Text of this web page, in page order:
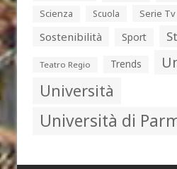
Scienza
Scuola Serie Tv
Sostenibilità Sport
Teatro Regio Trends
Università
Università di